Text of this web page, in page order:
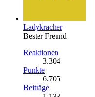
Ladykracher
Bester Freund
Reaktionen
3.304
Punkte
6.705
Beiträge